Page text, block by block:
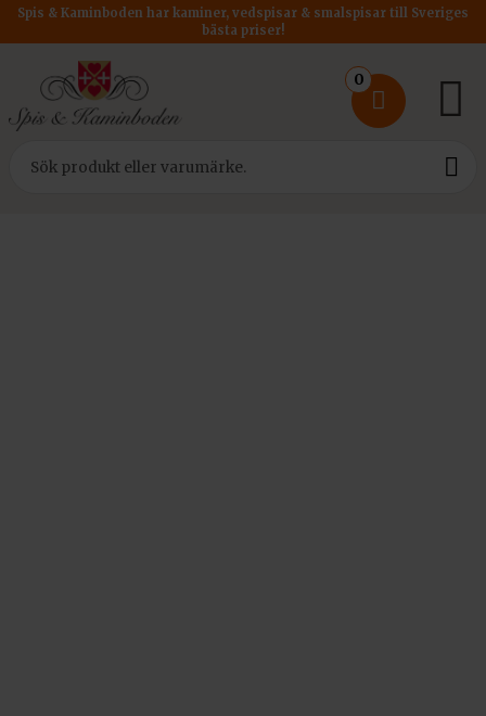
Spis & Kaminboden har kaminer, vedspisar & smalspisar till Sveriges
bästa priser!
0